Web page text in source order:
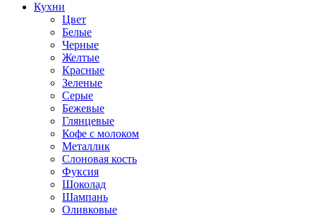
Кухни
Цвет
Белые
Черные
Желтые
Красные
Зеленые
Серые
Бежевые
Глянцевые
Кофе с молоком
Металлик
Слоновая кость
Фуксия
Шоколад
Шампань
Оливковые